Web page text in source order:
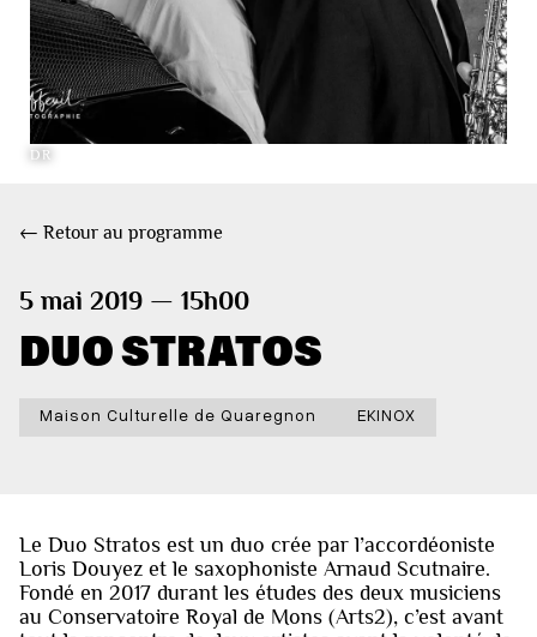
DR
← Retour au programme
5 mai 2019 — 15h00
DUO STRATOS
Maison Culturelle de Quaregnon EKINOX
Le Duo Stratos est un duo crée par l’accordéoniste
Loris Douyez et le saxophoniste Arnaud Scutnaire.
Fondé en 2017 durant les études des deux musiciens
au Conservatoire Royal de Mons (Arts2), c’est avant